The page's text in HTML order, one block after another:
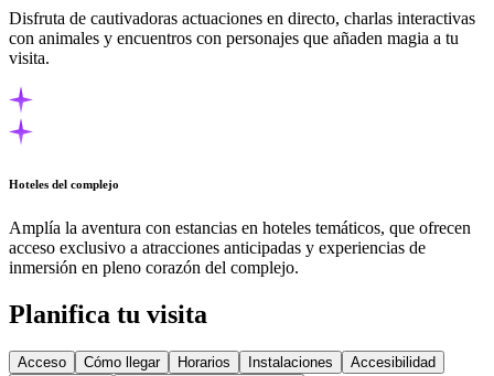
Disfruta de cautivadoras actuaciones en directo, charlas interactivas
con animales y encuentros con personajes que añaden magia a tu
visita.
Hoteles del complejo
Amplía la aventura con estancias en hoteles temáticos, que ofrecen
acceso exclusivo a atracciones anticipadas y experiencias de
inmersión en pleno corazón del complejo.
Planifica tu visita
Acceso Cómo llegar Horarios Instalaciones
Accesibilidad